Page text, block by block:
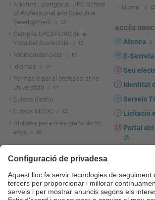
Màsters i postgraus. UPC School
of Professional and Executive
Development
Campus FPCAT-UPC de la
Mobilitat Sostenible
Microcredencials
Idiomes
Formació per al professorat no
universitari
Cursos d'estiu
Cursos MOOC
Diploma per a més grans de 55
anys
Actualitat R+D+I
La recerca a la UPC
La transferència, l'emprenedoria i
la innovació a la UPC
Alumni
ACCÉS
Atenea
E-
Seu
Identitat
Serveis
Licitació
Portal del
Sala de